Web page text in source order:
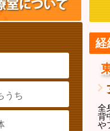
うち
経
全
背
や